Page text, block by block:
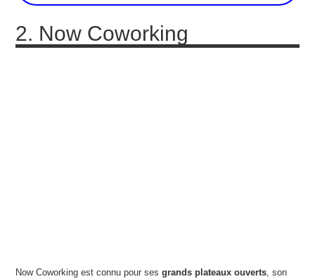
2. Now Coworking
Now Coworking est connu pour sesgrands plateaux ouverts, son